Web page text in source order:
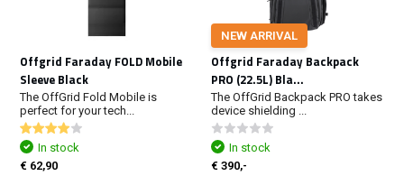
Offgrid Faraday FOLD Mobile
Sleeve Black
The OffGrid Fold Mobile is
perfect for your tech...
In stock
€ 62,90
NEW ARRIVAL
Offgrid Faraday Backpack
PRO (22.5L) Bla...
The OffGrid Backpack PRO takes
device shielding ...
In stock
€ 390,-